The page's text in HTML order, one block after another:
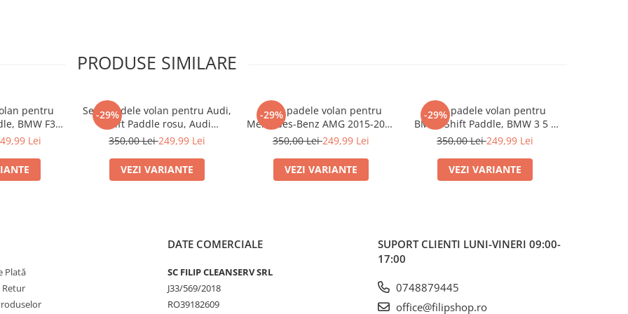
control
a va asigura ca nu
PRODUSE SIMILARE
pentru
BMW F30
F15 F16 X1
Lei
-29%
Set 2 padele volan pentru Audi,
Shift Paddle rosu, Audi
R8(2016-2017),RS3(2017) TT
350,00 Lei249,99 Lei
VEZI VARIANTE
-29%
Set 2 padele volan pentru
Mercedes-Benz AMG 2015-2019
W176 A45 CLA45 C63 , Shift
350,00 Lei249,99 Lei
VEZI VARIANTE
-29%
Set 2 padele volan pentru
BMW, Shift Paddle, BMW 3 5 6
7 X3 X4 X5,G20 G30 G31 G32
350,00 Lei249,99 Lei
VEZI VARIANTE
Plată
Retur
DATE COMERCIALE
SC FILIP CLEANSERV SRL
J33/569/2018
RO39182609
SUPORT CLIENTI LUNI-VINERI 09:00-
17:00
0748879445
office@filipshop.ro